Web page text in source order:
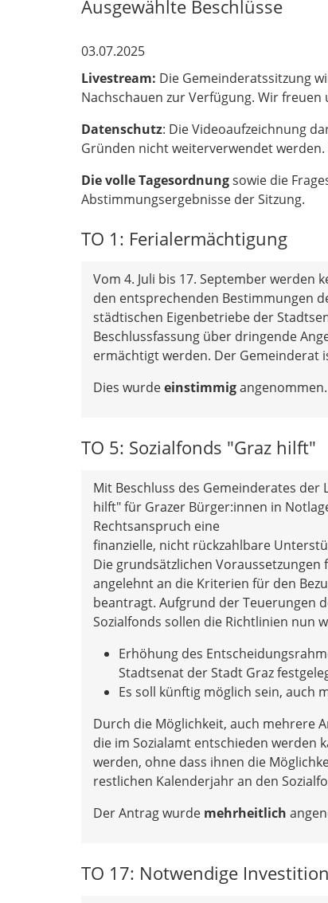
Ausgewählte Beschlüsse
03.07.2025
Livestream: Die Gemeinderatssitzung
Nachschauen zur Verfügung. Wir
Datenschutz: Die Videoaufzeichnung
Gründen nicht weiterverwendet
Die volle Tagesordnungsowie die
Abstimmungsergebnisse der Sitzung.
TO 1: Ferialermächtigung
Vom 4. Juli bis 17. September werden
den entsprechenden Bestimmungen
städtischen Eigenbetriebe der
Beschlussfassung über dringende
ermächtigt werden. Der Gemeinderat
Dies wurdeeinstimmigangenommen.
TO 5: Sozialfonds "Graz hilft"
Mit Beschluss des Gemeinderates der
hilft" für Grazer Bürger:innen in
Rechtsanspruch eine
finanzielle, nicht rückzahlbare
Die grundsätzlichen
angelehnt an die Kriterien für den
beantragt. Aufgrund der Teuerungen
Sozialfonds sollen die Richtlinien nun
Erhöhung des
Stadtsenat der Stadt Graz
Es soll künftig möglich sein, auch
Durch die Möglichkeit, auch mehrere
die im Sozialamt entschieden werden
werden, ohne dass ihnen die
restlichen Kalenderjahr an den
Der Antrag wurde mehrheitlich
TO 17: Notwendige